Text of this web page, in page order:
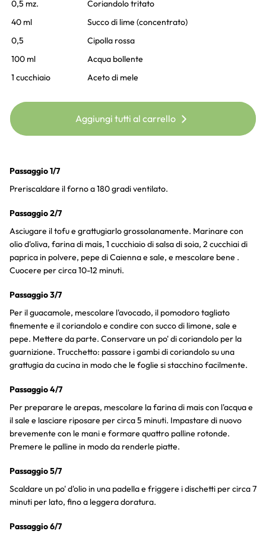
0,5 mz.
Coriandolo tritato
40 ml
Succo di lime (concentrato)
0,5
Cipolla rossa
100 ml
Acqua bollente
1 cucchiaio
Aceto di mele
Aggiungi tutti al carrello
Passaggio 1/7
Preriscaldare il forno a 180 gradi ventilato.
Passaggio 2/7
Asciugare il tofu e grattugiarlo grossolanamente. Marinare con
olio d'oliva, farina di mais, 1 cucchiaio di salsa di soia, 2 cucchiai di
paprica in polvere, pepe di Caienna e sale, e mescolare bene .
Cuocere per circa 10-12 minuti.
Passaggio 3/7
Per il guacamole, mescolare l'avocado, il pomodoro tagliato
finemente e il coriandolo e condire con succo di limone, sale e
pepe. Mettere da parte. Conservare un po' di coriandolo per la
guarnizione. Trucchetto: passare i gambi di coriandolo su una
grattugia da cucina in modo che le foglie si stacchino facilmente.
Passaggio 4/7
Per preparare le arepas, mescolare la farina di mais con l'acqua e
il sale e lasciare riposare per circa 5 minuti. Impastare di nuovo
brevemente con le mani e formare quattro palline rotonde.
Premere le palline in modo da renderle piatte.
Passaggio 5/7
Scaldare un po' d'olio in una padella e friggere i dischetti per circa 7
minuti per lato, fino a leggera doratura.
Passaggio 6/7